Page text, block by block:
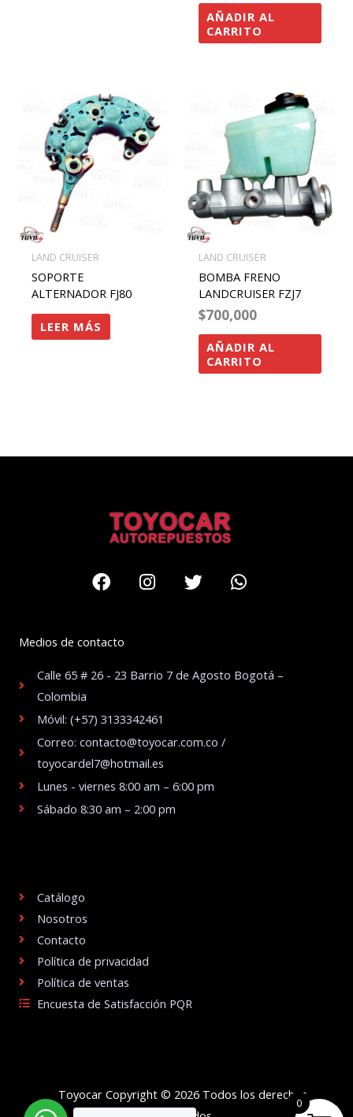
AÑADIR AL
CARRITO
LAND CRUISER
SOPORTE
ALTERNADOR FJ80
LEER MÁS
LAND CRUISER
BOMBA FRENO
LANDCRUISER FZJ7
$700,000
AÑADIR AL
CARRITO
FacebookInstagram
TwitterWhatsapp
Medios de contacto
Calle 65 # 26 - 23 Barrio 7 de Agosto Bogotá –
Colombia
Móvil: (+57) 3133342461
Correo: contacto@toyocar.com.co /
toyocardel7@hotmail.es
Lunes - viernes 8:00 am – 6:00 pm
Sábado 8:30 am – 2:00 pm
Catálogo
Nosotros
Contacto
Política de privacidad
Política de ventas
Encuesta de Satisfacción PQR
Toyocar Copyright © 2026 Todos los derechos
0